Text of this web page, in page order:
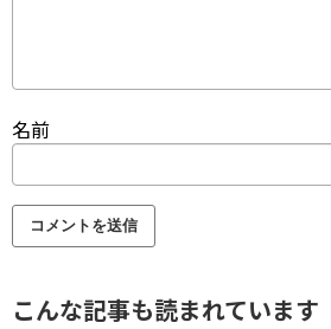
名前
こんな記事も読まれています